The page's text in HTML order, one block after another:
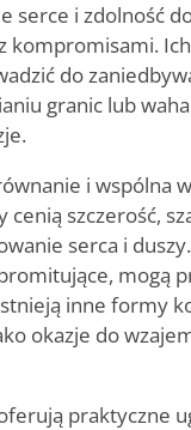
serce i zdolność
kompromisami.
do
granic lub
i wspólna
cenią szczerość,
serca i
mogą
inne formy
okazje do
praktyczne